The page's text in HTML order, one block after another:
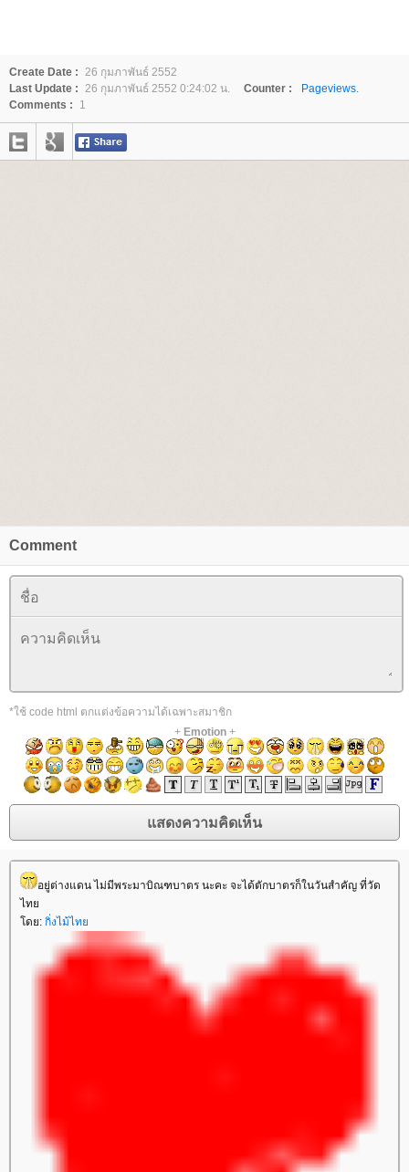
Create Date : 26 กุมภาพันธ์ 2552
Last Update : 26 กุมภาพันธ์ 2552 0:24:02 น. Counter :
Pageviews.
Comments :
1
Comment
*ใช้ code html ตกแต่งข้อความได้เฉพาะสมาชิก
+ Emotion+
อยู่ต่างแดน ไม่มีพระมาบิณฑบาตร นะคะ จะได้ตักบาตรก็ในวันสำคัญ ที่วัด
ไท
ดย: กิ่งไม้ไท